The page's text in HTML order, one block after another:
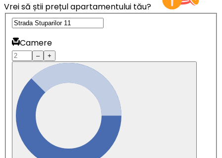
Vrei să știi prețul apartamentului tău?
Camere
– +